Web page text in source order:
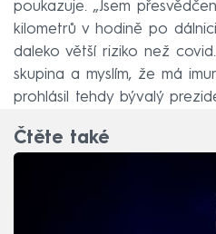
poukazuje. „Jsem
kilometrů v hodině po
daleko větší riziko než
skupina a myslím, že má
prohlásil tehdy bývalý
Čtěte také